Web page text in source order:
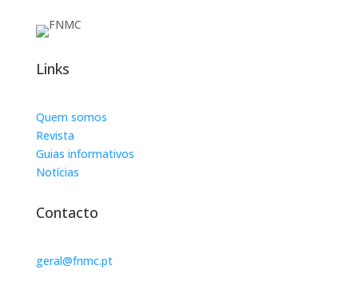
Links
Quem somos
Revista
Guias informativos
Notícias
Contacto
geral@fnmc.pt